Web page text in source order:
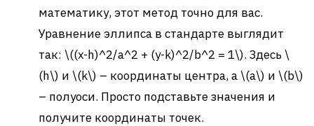
математику, этот метод точно для вас.
Уравнение эллипса в стандарте выглядит
так: \((x-h)^2/a^2 + (y-k)^2/b^2 = 1\). Здесь \
(h\) и \(k\) – координаты центра, а \(a\) и \(b\)
– полуоси. Просто подставьте значения и
получите координаты точек.